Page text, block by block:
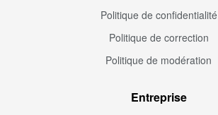
Politique de confidentialité
Politique de correction
Politique de modération
Entreprise